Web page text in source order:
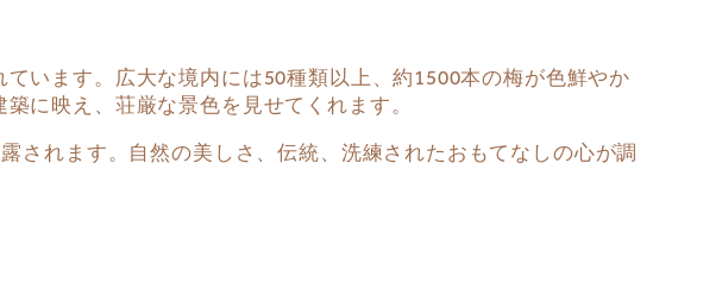
います。広大な境内には50種類以上、約1500本の梅が色鮮やか
に映え、荘厳な景色を見せてくれます。
されます。自然の美しさ、伝統、洗練されたおもてなしの心が調